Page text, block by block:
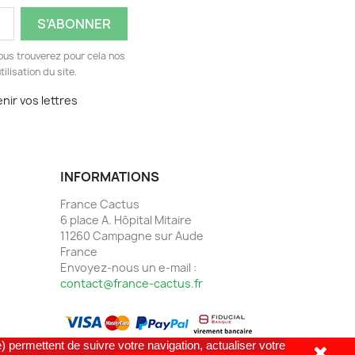
de suivre votre navigation, actualiser votre
trouverez pour cela nos
du site.
vos lettres
INFORMATIONS
France Cactus
6 place A. Hôpital Mitaire
11260 Campagne sur Aude
France
Envoyez-nous un e-mail :
contact@france-cactus.fr